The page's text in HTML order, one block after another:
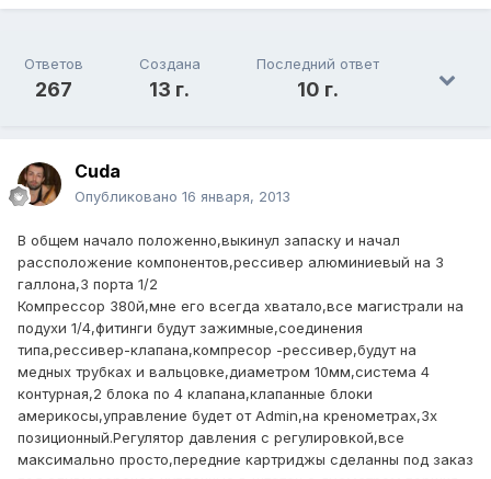
Ответов
267
Создана
13 г.
Последний ответ
10 г.
Cuda
Опубликовано 16 января, 2013
В общем начало положенно,выкинул запаску и начал
рассположение компонентов,рессивер алюминиевый на 3
галлона,3 порта 1/2
Компрессор 380й,мне его всегда хватало,все магистрали на
подухи 1/4,фитинги будут зажимные,соединения
типа,рессивер-клапана,компресор -рессивер,будут на
медных трубках и вальцовке,диаметром 10мм,система 4
контурная,2 блока по 4 клапана,клапанные блоки
америкосы,управление будет от Admin,на кренометрах,3х
позиционный.Регулятор давления с регулировкой,все
максимально просто,передние картриджы сделанны под заказ